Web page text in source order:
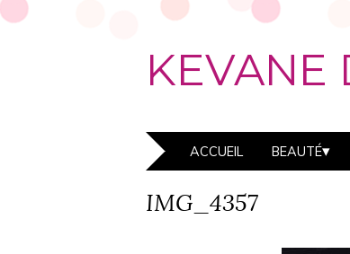
KEVANE
ACCUEIL BEAUTÉ
IMG_4357